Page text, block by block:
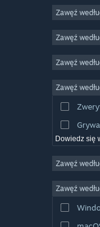
Zawęź
Zawęź
Zawęź
Zawęź
Dowiedz się
Zawęź
Zawęź